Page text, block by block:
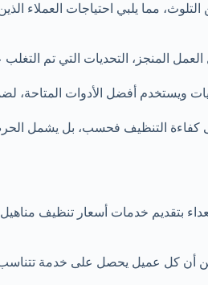
التلوث، مما يلبي احتياجات العملاء
المنجز، التحديات التي تم
ويستخدم أفضل الأدوات
كفاءة التنظيف فحسب، بل يشمل
خدمات أسعار تنظيف مناهيل
أن كل عميل يحصل على خدمة